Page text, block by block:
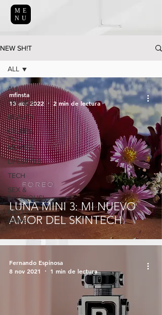
ME
NU
NEW SH!T
ALL
TRENDS
BEAUTY
CELEBS,
TV &
MOVIES
LIFESTYLE
TECH
SEX &
DELICIOUS!
PARTY
GANG
ALL
LUNA MINI 3: MI NUEVO
AMOR DEL SKINTECH
mfinsta
13 abr 2022
2 min de lectura
Fernando Espinosa
8 nov 2021
1 min de lectura